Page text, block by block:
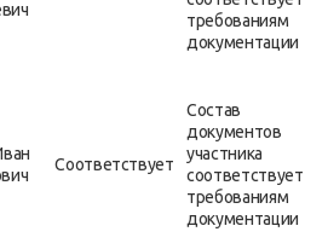
требованиям
документации
Соответствует
Состав
документов
участника
соответствует
требованиям
документации